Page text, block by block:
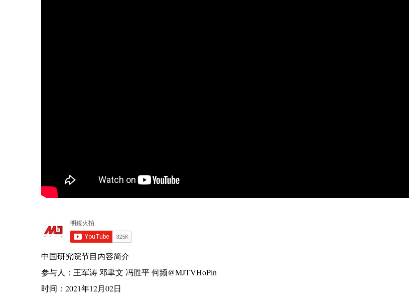
中国研究院节目内容简介
参与人：王军涛 邓聿文 冯胜平 何频@MJTVHoPin
时间：2021年12月02日